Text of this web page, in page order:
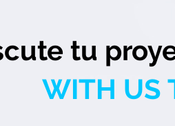
tu
WITH US